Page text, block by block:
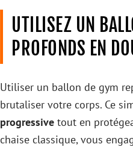
UTILISEZ UN
PROFONDS EN
Utiliser un ballon de gym
brutaliser votre corps. Ce
progressive tout en
chaise classique, vous